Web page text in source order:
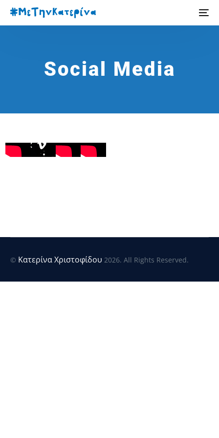
Social Media
© Κατερίνα Χριστοφίδου 2026. All Rights Reserved.